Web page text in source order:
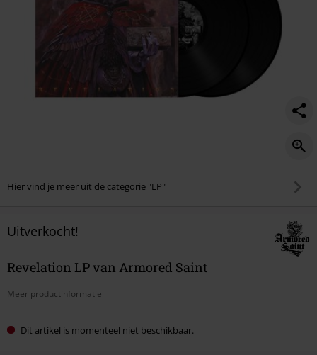
Hier vind je meer uit de categorie "LP"
Uitverkocht!
Revelation LP van Armored Saint
Meer productinformatie
Dit artikel is momenteel niet beschikbaar.